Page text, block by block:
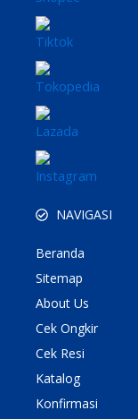
NAVIGASI
Beranda
Sitemap
About Us
Cek Ongkir
Cek Resi
Katalog
Konfirmasi